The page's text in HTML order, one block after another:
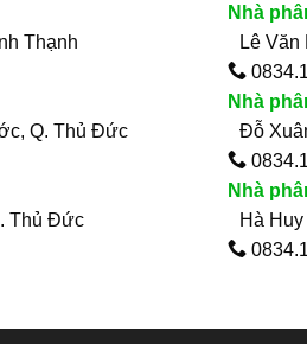
Thạnh
Q. Thủ Đức
Thủ Đức
Nhà
Lê Văn
Nhà
Đỗ
Nhà
Hà